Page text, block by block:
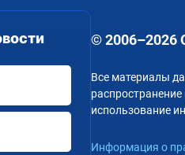
© 2006–2026
Все материалы
использование
Информация о